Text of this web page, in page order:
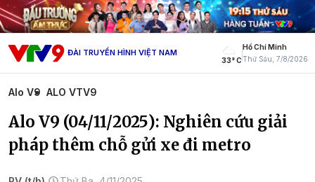
ĐÀI TRUYỀN HÌNH VIỆT NAM
33° C
Hồ Chí Minh
Thứ Sáu, 7/8/2026
Alo V9 ALO VTV9
Alo V9 (04/11/2025): Nghiên cứu giải
pháp thêm chỗ gửi xe đi metro